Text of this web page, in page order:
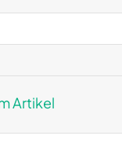
Artikel